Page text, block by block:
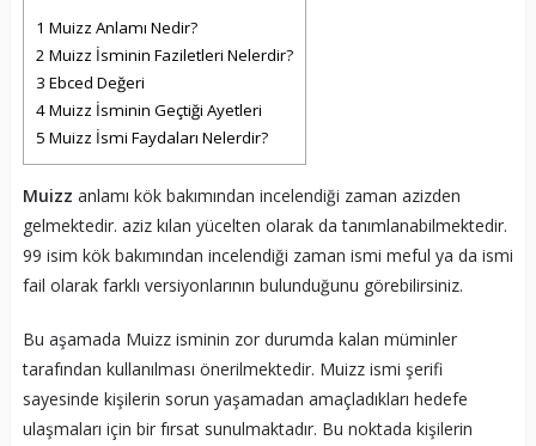
1 Muizz Anlamı Nedir?
2 Muizz İsminin Faziletleri Nelerdir?
3 Ebced Değeri
4Muizz İsminin Geçtiği Ayetleri
5 Muizz İsmi Faydaları Nelerdir?
Muizz anlamı kök bakımından incelendiği zaman azizden
gelmektedir. aziz kılan yücelten olarak da tanımlanabilmektedir.
99 isim kök bakımından incelendiği zaman ismi meful ya da ismi
fail olarak farklı versiyonlarının bulunduğunu görebilirsiniz.
Bu aşamada Muizz isminin zor durumda kalan müminler
tarafından kullanılması önerilmektedir. Muizz ismi şerifi
sayesinde kişilerin sorun yaşamadan amaçladıkları hedefe
ulaşmaları için bir fırsat sunulmaktadır. Bu noktada kişilerin